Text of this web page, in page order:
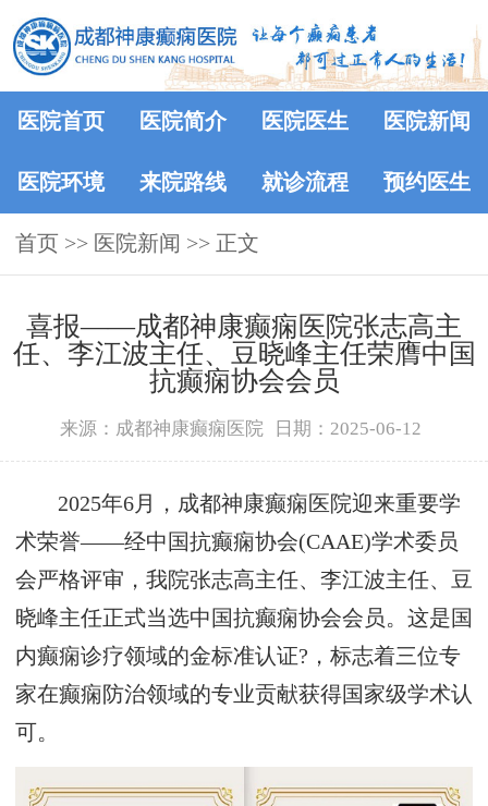
医院首页 医院简介 医院医生 医院新闻
医院环境 来院路线 就诊流程 预约医生
首页 >> 医院新闻 >> 正文
喜报——成都神康癫痫医院张志高主
任、李江波主任、豆晓峰主任荣膺中国
抗癫痫协会会员
来源：成都神康癫痫医院 日期：2025-06-12
2025年6月，成都神康癫痫医院迎来重要学
术荣誉——经中国抗癫痫协会(CAAE)学术委员
会严格评审，我院张志高主任、李江波主任、豆
晓峰主任正式当选中国抗癫痫协会会员。这是国
内癫痫诊疗领域的金标准认证?，标志着三位专
家在癫痫防治领域的专业贡献获得国家级学术认
可。